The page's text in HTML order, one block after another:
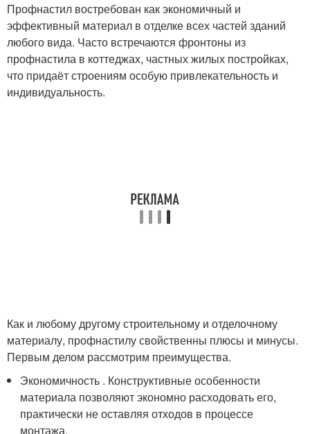
Профнастил востребован как экономичный и
эффективный материал в отделке всех частей зданий
любого вида. Часто встречаются фронтоны из
профнастила в коттеджах, частных жилых постройках,
что придаёт строениям особую привлекательность и
индивидуальность.
Как и любому другому строительному и отделочному
материалу, профнастилу свойственны плюсы и минусы.
Первым делом рассмотрим преимущества.
Экономичность . Конструктивные особенности
материала позволяют экономно расходовать его,
практически не оставляя отходов в процессе
монтажа.